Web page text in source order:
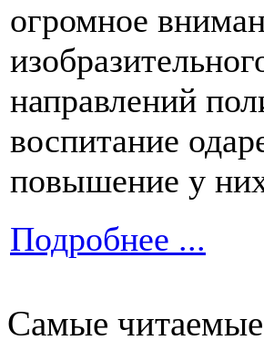
огромное
направлений
воспитание
повышение у
Подробнее ...
Самые читаемые